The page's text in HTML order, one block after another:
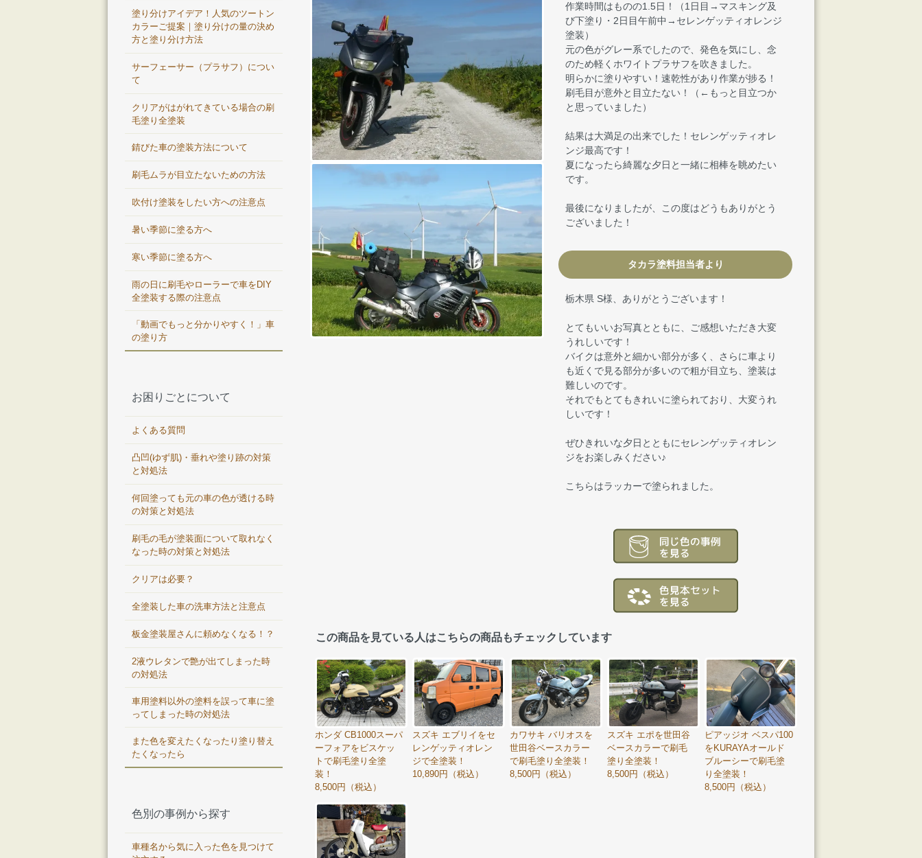
作業時間はものの1.5日！（1日目→マスキング及
び下塗り・2日目午前中→セレンゲッティオレンジ
塗装）
元の色がグレー系でしたので、発色を気にし、念
のため軽くホワイトプラサフを吹きました。
明らかに塗りやすい！速乾性があり作業が捗る！
刷毛目が意外と目立たない！（←もっと目立つか
と思っていました）
結果は大満足の出来でした！セレンゲッティオレ
ンジ最高です！
夏になったら綺麗な夕日と一緒に相棒を眺めたい
です。
最後になりましたが、この度はどうもありがとう
ございました！
タカラ塗料担当者より
栃木県 S様、ありがとうございます！
とてもいいお写真とともに、ご感想いただき大変
うれしいです！
バイクは意外と細かい部分が多く、さらに車より
も近くで見る部分が多いので粗が目立ち、塗装は
難しいのです。
それでもとてもきれいに塗られており、大変うれ
しいです！
ぜひきれいな夕日とともにセレンゲッティオレン
ジをお楽しみください♪
こちらはラッカーで塗られました。
この商品を見ている人はこちらの商品もチェックしています
ホンダ CB1000スーパ
ーフォアをビスケッ
トで刷毛塗り全塗
装！
8,500円（税込）
スズキ エブリイをセ
レンゲッティオレン
ジで全塗装！
10,890円（税込）
カワサキ バリオスを
世田谷ベースカラー
で刷毛塗り全塗装！
8,500円（税込）
スズキ エポを世田谷
ベースカラーで刷毛
塗り全塗装！
8,500円（税込）
ピアッジオ ベスパ100
をKURAYAオールド
ブルーシーで刷毛塗
り全塗装！
8,500円（税込）
塗り分けアイデア！人気のツートン
カラーご提案｜塗り分けの量の決め
方と塗り分け方法
サーフェーサー（プラサフ）につい
て
クリアがはがれてきている場合の刷
毛塗り全塗装
錆びた車の塗装方法について
刷毛ムラが目立たないための方法
吹付け塗装をしたい方への注意点
暑い季節に塗る方へ
寒い季節に塗る方へ
雨の日に刷毛やローラーで車をDIY
全塗装する際の注意点
「動画でもっと分かりやすく！」車
の塗り方
お困りごとについて
よくある質問
凸凹(ゆず肌)・垂れや塗り跡の対策
と対処法
何回塗っても元の車の色が透ける時
の対策と対処法
刷毛の毛が塗装面について取れなく
なった時の対策と対処法
クリアは必要？
全塗装した車の洗車方法と注意点
板金塗装屋さんに頼めなくなる！？
2液ウレタンで艶が出てしまった時
の対処法
車用塗料以外の塗料を誤って車に塗
ってしまった時の対処法
また色を変えたくなったり塗り替え
たくなったら
色別の事例から探す
車種名から気に入った色を見つけて